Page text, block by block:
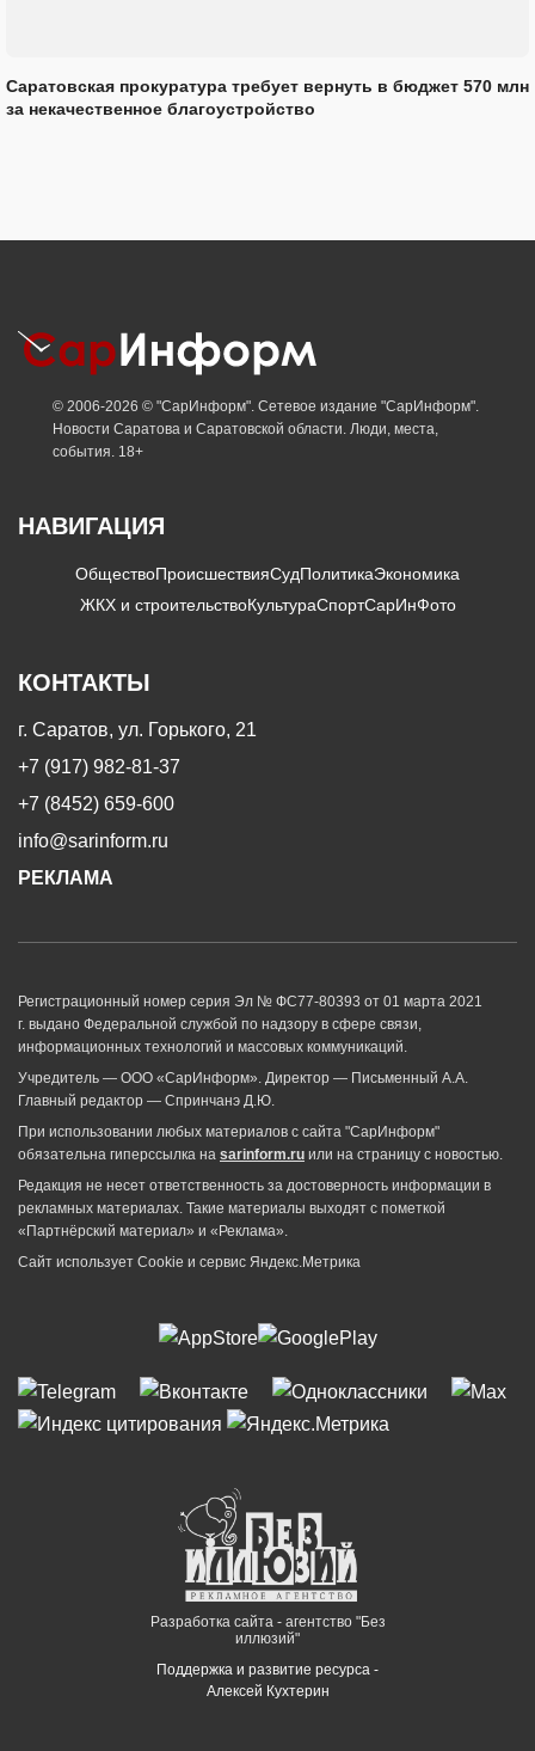
Саратовская прокуратура требует вернуть в бюджет 570 млн
за некачественное благоустройство
© 2006-2026 © "СарИнформ". Сетевое издание "СарИнформ".
Новости Саратова и Саратовской области. Люди, места,
события. 18+
НАВИГАЦИЯ
ОбществоПроисшествияСудПолитикаЭкономика
ЖКХ и строительствоКультураСпортСарИнФото
КОНТАКТЫ
г. Саратов, ул. Горького, 21
+7 (917) 982-81-37
+7 (8452) 659-600
info@sarinform.ru
РЕКЛАМА
Регистрационный номер серия Эл № ФС77-80393 от 01 марта 2021
г. выдано Федеральной службой по надзору в сфере связи,
информационных технологий и массовых коммуникаций.
Учредитель — ООО «СарИнформ». Директор — Письменный А.А.
Главный редактор — Спринчанэ Д.Ю.
При использовании любых материалов с сайта "СарИнформ"
обязательна гиперссылка на sarinform.ru или на страницу с новостью.
Редакция не несет ответственность за достоверность информации в
рекламных материалах. Такие материалы выходят с пометкой
«Партнёрский материал» и «Реклама».
Сайт использует Cookie и сервиc Яндекс.Метрика
Разработка сайта - агентство "Без
иллюзий"
Поддержка и развитие ресурса -
Алексей Кухтерин